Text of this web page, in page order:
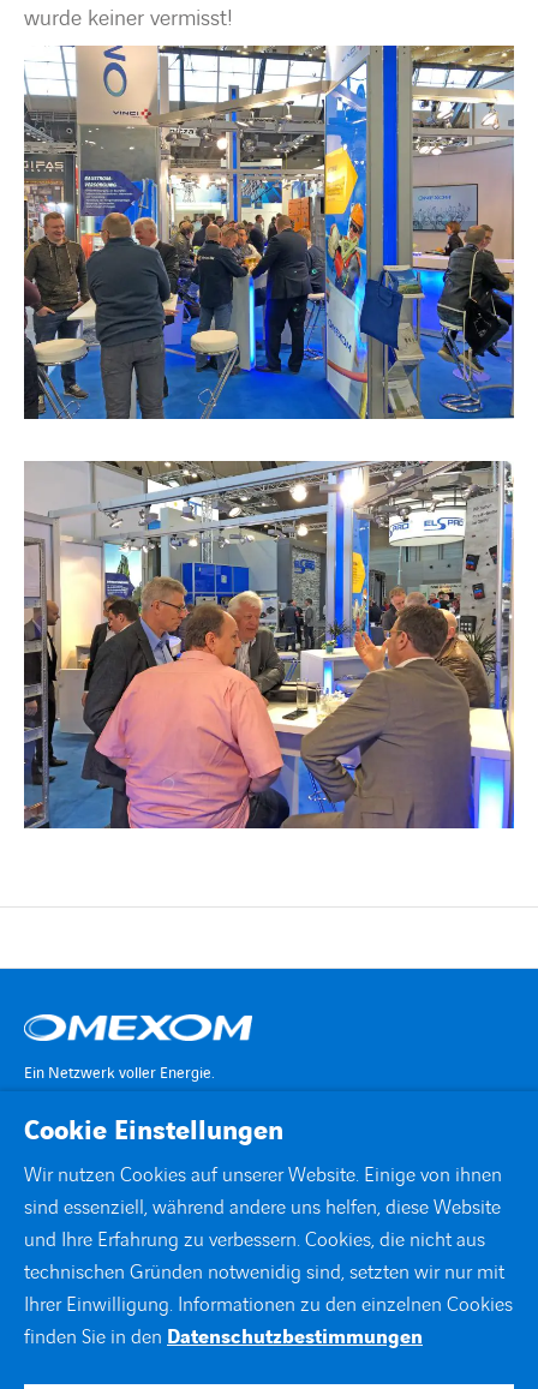
wurde keiner vermisst!
Ein Netzwerk voller Energie.
STANDORTE
DOWNLOADS
Cookie Einstellungen
Wir nutzen Cookies auf unserer Website. Einige von ihnen
sind essenziell, während andere uns helfen, diese Website
und Ihre Erfahrung zu verbessern. Cookies, die nicht aus
technischen Gründen notwenidig sind, setzten wir nur mit
Ihrer Einwilligung. Informationen zu den einzelnen Cookies
finden Sie in den Datenschutzbestimmungen